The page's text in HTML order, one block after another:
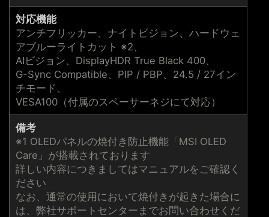
対応機能
アンチフリッカー、ナイトビジョン、ハードウェ
アブルーライトカット ※2、
AIビジョン、DisplayHDR True Black 400、
G-Sync Compatible、PIP / PBP、24.5 / 27イン
チモード、
VESA100（付属のスペーサーネジにて対応）
備考
※1 OLEDパネルの焼付き防止機能「MSI OLED
Care」が搭載されております
詳しい内容につきましてはマニュアルをご確認く
ださい
なお、通常の使用において焼付きが起きた場合に
は、弊社サポートセンターまでお問い合わせくだ